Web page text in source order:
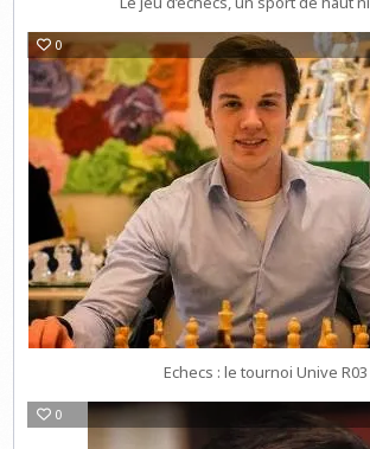
0
Echecs : le tournoi Unive R03
0